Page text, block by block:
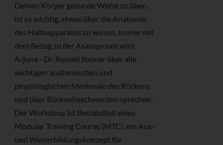
Deinen Körper gesunde Weise zu üben,
ist es wichtig, etwas über die Anatomie
des Halteapparates zu wissen. Immer mit
dem Bezug zu der Asanapraxis wird
Arjuna - Dr. Ronald Steiner über alle
wichtigen anatomischen und
physiologischen Merkmale des Rückens
und über Rückenbeschwerden sprechen.
Der Workshop ist Bestandteil eines
Modular Training Course (MTC), ein Aus-
und Weiterbildungskonzept für